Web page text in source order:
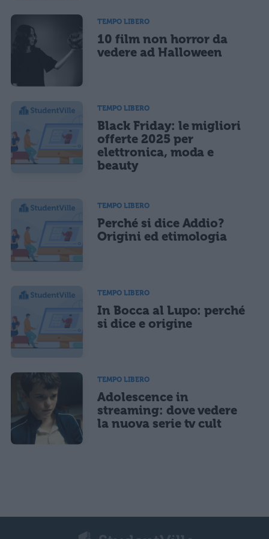
TEMPO LIBERO
10 film non horror da
vedere ad Halloween
TEMPO LIBERO
Black Friday: le migliori
offerte 2025 per
elettronica, moda e
beauty
TEMPO LIBERO
Perché si dice Addio?
Origini ed etimologia
TEMPO LIBERO
In Bocca al Lupo: perché
si dice e origine
TEMPO LIBERO
Adolescence in
streaming: dove vedere
la nuova serie tv cult